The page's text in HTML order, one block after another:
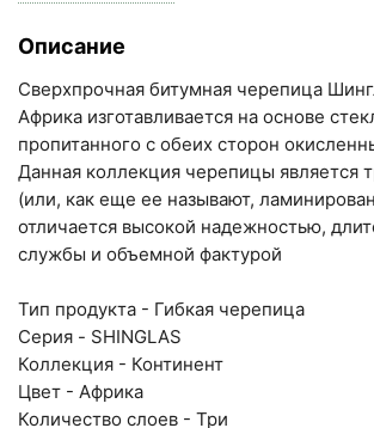
+7 (993) 993-77-33
Написать в МАКС
Написать в Telegram
Написать на почту
Преображенка, улица Ленинская, 75
кирпича")
пн-пт с 9:00 до 18:00, сб с 10:00 до 16:00
+7 (846) 215-18-18
Описание
Сверхпрочная битумная черепица
Африка изготавливается на основе
пропитанного с обеих сторон
Данная коллекция черепицы является
(или, как еще ее называют,
отличается высокой надежностью,
службы и объемной фактурой
Тип продукта - Гибкая черепица
Серия - SHINGLAS
Коллекция - Континент
Цвет - Африка
Количество слоев - Три